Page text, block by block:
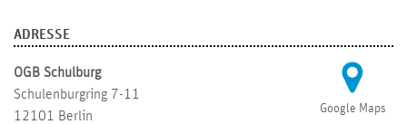
ADRESSE
Google Maps
OGB Schulburg
Schulenburgring 7-11
12101 Berlin